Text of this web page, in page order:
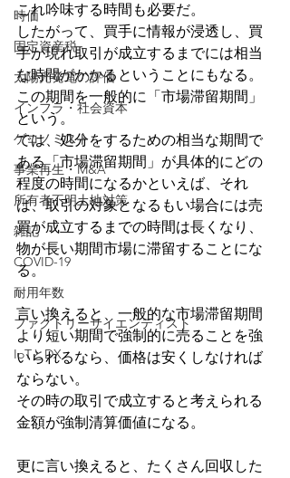
時価
固定資産税
太陽光発電の評価
インフラ・社会資本
ゲコノミスト
事業再生・M&A
所有者不明土地対策
雑記
COVID-19
耐用年数
ファクトリーサイエンティスト
IoTとDX
これ吟味する時間も必要だ。
したがって、買手に情報が浸透し、買
手が現れ取引が成立するまでには相当
な時間がかかるということにもなる。
この期間を一般的に「市場滞留期間」
という。
では、処分をするための相当な期間で
ある「市場滞留期間」が具体的にどの
程度の時間になるかといえば、それ
は、取引の対象となるもい場合には売
買が成立するまでの時間は長くなり、
物が長い期間市場に滞留することにな
る。
言い換えると、一般的な市場滞留期間
より短い期間で強制的に売ることを強
いられるなら、価格は安くしなければ
ならない。
その時の取引で成立すると考えられる
金額が強制清算価値になる。
更に言い換えると、たくさん回収した